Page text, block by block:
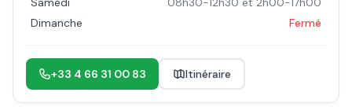
Dimanche
Fermé
+33 4 66 31 00 83 Itinéraire